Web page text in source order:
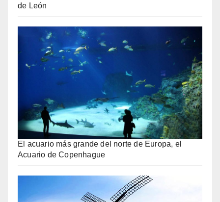
de León
El acuario más grande del norte de Europa, el
Acuario de Copenhague